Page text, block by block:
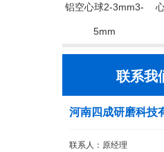
铝空心球2-3mm3-
5mm
联系我
河南四成研磨科技
联系人：原经理